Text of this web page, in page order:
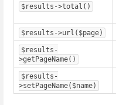
$results->total()
$results->url($page)
$results-
>getPageName()
$results-
>setPageName($name)